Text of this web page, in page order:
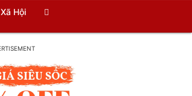
Xã Hội